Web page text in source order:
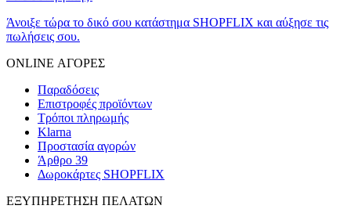
Άνοιξε τώρα το δικό σου κατάστημα SHOPFLIX και αύξησε τις
πωλήσεις σου.
ONLINE ΑΓΟΡΕΣ
Παραδόσεις
Επιστροφές προϊόντων
Τρόποι πληρωμής
Klarna
Προστασία αγορών
Άρθρο 39
Δωροκάρτες SHOPFLIX
ΕΞΥΠΗΡΕΤΗΣΗ ΠΕΛΑΤΩΝ